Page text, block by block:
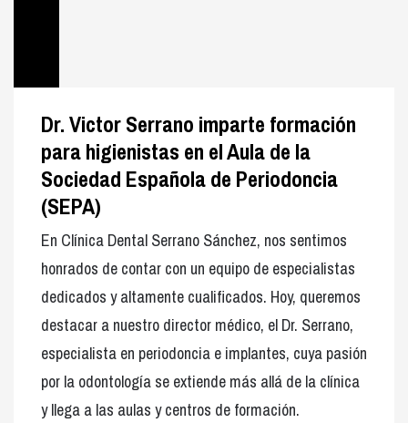
Dr. Victor Serrano imparte formación
para higienistas en el Aula de la
Sociedad Española de Periodoncia
(SEPA)
En Clínica Dental Serrano Sánchez, nos sentimos
honrados de contar con un equipo de especialistas
dedicados y altamente cualificados. Hoy, queremos
destacar a nuestro director médico, el Dr. Serrano,
especialista en periodoncia e implantes, cuya pasión
por la odontología se extiende más allá de la clínica
y llega a las aulas y centros de formación.